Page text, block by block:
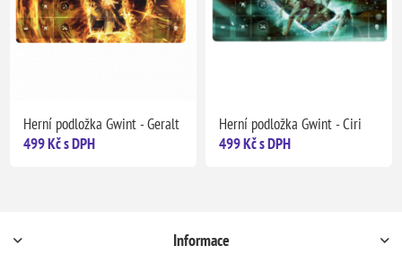
Herní podložka Gwint - Geralt
499 Kč s DPH
Herní podložka Gwint - Ciri
499 Kč s DPH
Informace